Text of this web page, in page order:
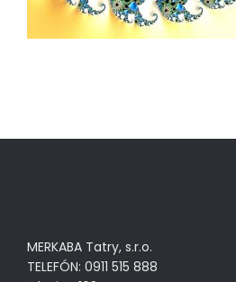
MERKABA Tatry, s.r.o.
TELEFÓN: 0911 515 888